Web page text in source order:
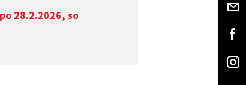
28.2.2026, so